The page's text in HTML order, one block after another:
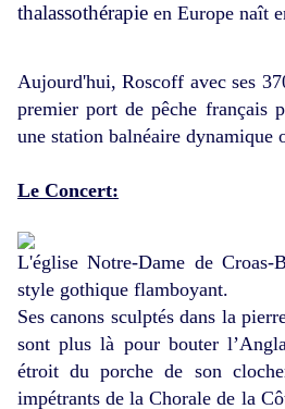
thalassothérapie en Europe naît
Aujourd'hui, Roscoff avec ses
premier port de pêche français
une station balnéaire dynamique
Le Concert:
L'église Notre-Dame de Croas-
style gothique flamboyant.
Ses canons sculptés dans la
sont plus là pour bouter
étroit du porche de son
impétrants de la Chorale de la